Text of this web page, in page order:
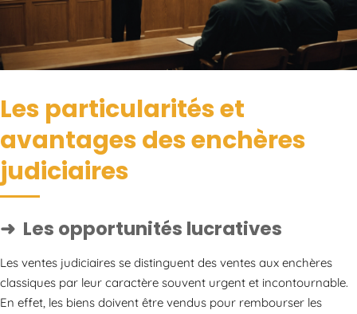
Les particularités et
avantages des enchères
judiciaires
Les opportunités lucratives
Les ventes judiciaires se distinguent des ventes aux enchères
classiques par leur caractère souvent urgent et incontournable.
En effet, les biens doivent être vendus pour rembourser les